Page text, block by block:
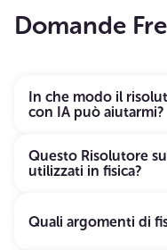
Domande
In che modo il
con IA può aiutarmi?
Fornisce spiegazioni
qualsiasi problema di
finale.
Questo Risolutore
utilizzati in fisica?
simboli usati in fisica
Quali argomenti di